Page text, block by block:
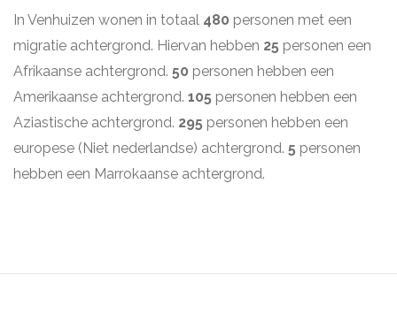
In Venhuizen wonen in totaal 480 personen met een
migratie achtergrond. Hiervan hebben 25 personen een
Afrikaanse achtergrond. 50 personen hebben een
Amerikaanse achtergrond. 105 personen hebben een
Aziastische achtergrond. 295 personen hebben een
europese (Niet nederlandse) achtergrond. 5 personen
hebben een Marrokaanse achtergrond.